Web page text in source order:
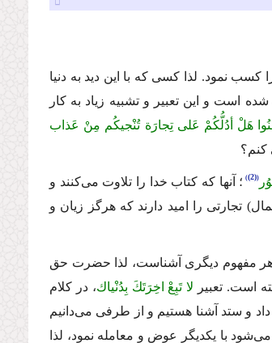
كسب نمود. لذا كسى كه با این دید به دنیا
است و این تعبیر و تشبیه زیاد به كار
امَنُوا هَلْ أدُلُّكُمْ عَلى تِجارَة تُنْجیكُم مِنْ عَذاب
كنم؟
(2) ؛ آنها كه كتاب خدا را تلاوت مى‌كنند و
تجارتى را امید دارند كه هرگز زیان و
هر مفهوم دیگرى آشناست، لذا حضرت حق
است. تعبیر لا تَبِعْ اخِرَتَكَ بِدُنْیاك، در كلام
و ستد آشنا هستیم و از طرفى مى‌دانیم
با یكدیگر عوض و معامله نمود، لذا